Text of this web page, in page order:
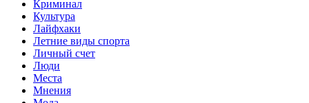
Криминал
Культура
Лайфхаки
Летние виды спорта
Личный счет
Люди
Места
Мнения